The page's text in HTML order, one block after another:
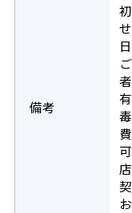
備考